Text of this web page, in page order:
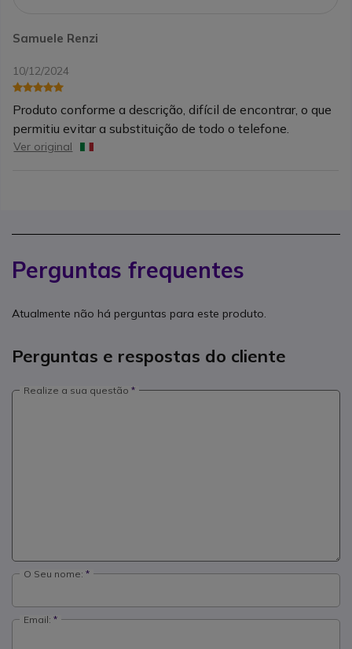
Samuele Renzi
10/12/2024
Produto conforme a descrição, difícil de encontrar, o que
permitiu evitar a substituição de todo o telefone.
Ver original
Perguntas frequentes
Atualmente não há perguntas para este produto.
Perguntas e respostas do cliente
Realize a sua questão
O Seu nome:
Email: